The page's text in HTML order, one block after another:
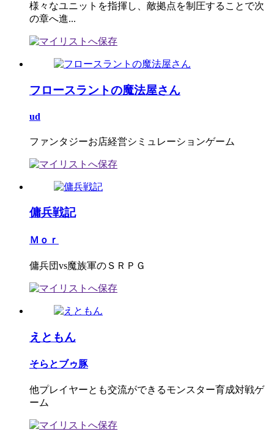
様々なユニットを指揮し、敵拠点を制圧することで次
の章へ進...
フロースラントの魔法屋さん
ud
ファンタジーお店経営シミュレーションゲーム
傭兵戦記
Ｍｏｒ
傭兵団vs魔族軍のＳＲＰＧ
えともん
そらとブゥ豚
他プレイヤーとも交流ができるモンスター育成対戦ゲ
ーム